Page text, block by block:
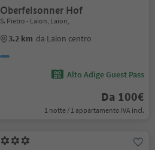
Oberfelsonner Hof
S. Pietro - Laion, Laion,
3.2 km da Laion centro
Alto Adige Guest Pass
Da 100€
1 notte / 1 appartamento IVA incl.